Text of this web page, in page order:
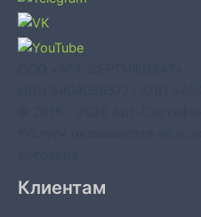
Клиентам